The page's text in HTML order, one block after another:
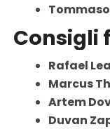
Consigli
Rafael
Marcus
Artem
Duvan